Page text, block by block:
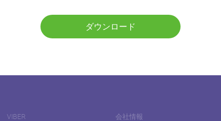
ダウンロード
VIBER 会社情報